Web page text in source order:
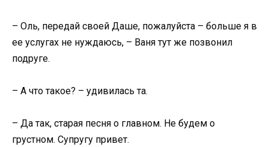
– Оль, передай своей Даше, пожалуйста – больше я в
ее услугах не нуждаюсь, – Ваня тут же позвонил
подруге.
– А что такое? – удивилась та.
– Да так, старая песня о главном. Не будем о
грустном. Супругу привет.